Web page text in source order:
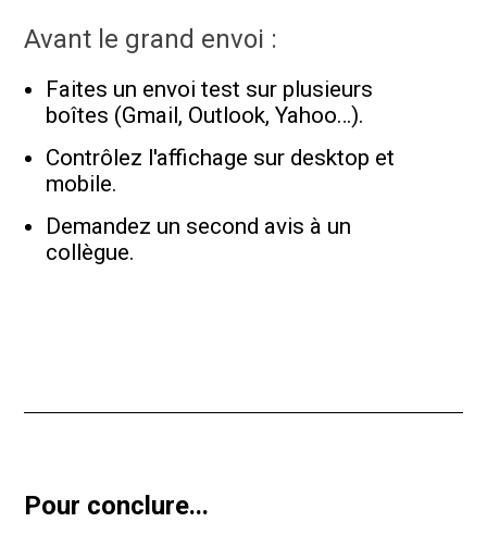
Avant le grand envoi :
Faites un envoi test sur plusieurs
boîtes (Gmail, Outlook, Yahoo…).
Contrôlez l'affichage sur desktop et
mobile.
Demandez un second avis à un
collègue.
Pour conclure...